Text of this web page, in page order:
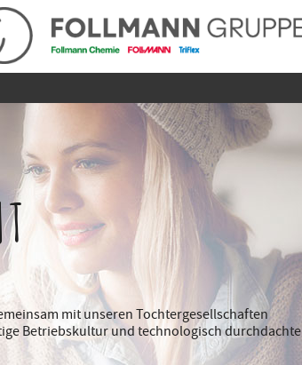
mit unseren Tochtergesellschaften
Betriebskultur und technologisch durchdachte